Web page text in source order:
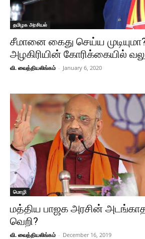
தமிழக அரசியல்
சீமானை கைது செய்ய
அழகிரியின் கோரிக்கையில்
வி. வைத்தியலிங்கம் - January 6, 2020
மொழி
மத்திய பாஜக அரசின்
வெறி?
வி. வைத்தியலிங்கம் - December 16, 2019